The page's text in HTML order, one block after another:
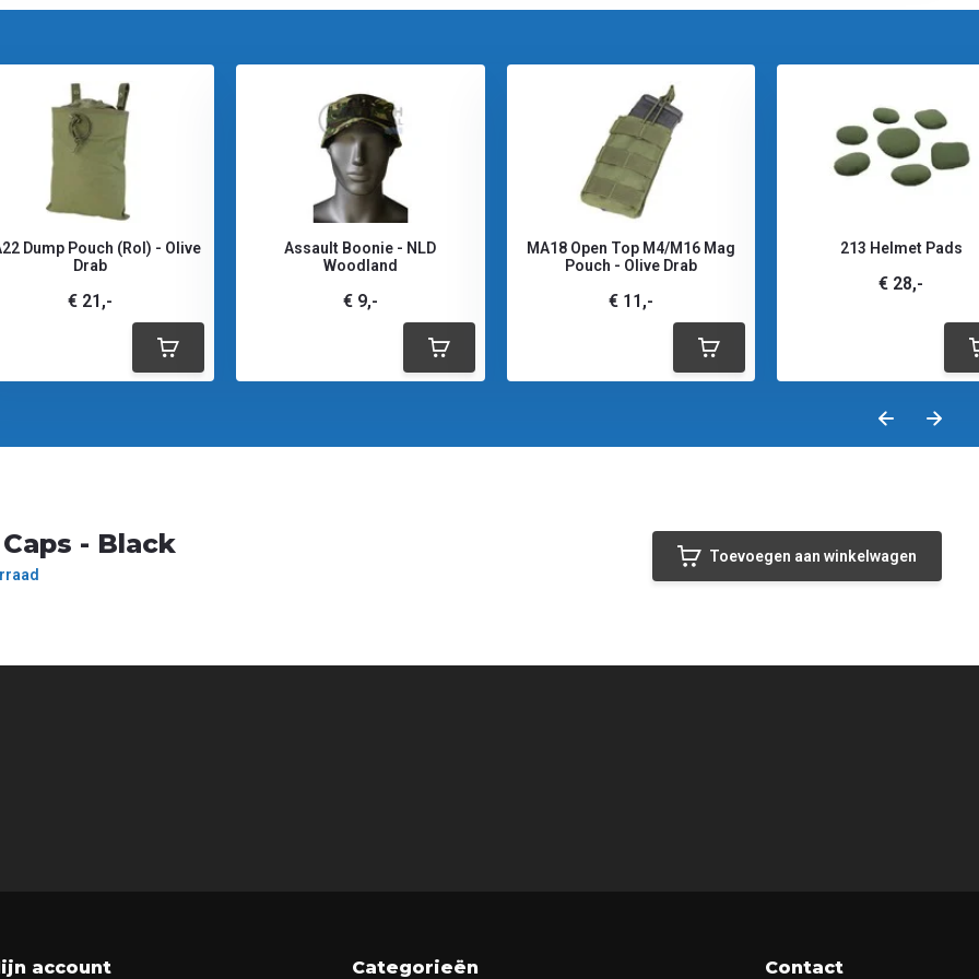
Dump Pouch (Rol) - Olive
Drab
€ 21,-
Assault Boonie - NLD
Woodland
€ 9,-
MA18 Open Top M4/M16 Mag
Pouch - Olive Drab
€ 11,-
213 Helmet Pads
€ 28,-
- Black Toevoegen aan winkelwagen
account Categorieën Contact